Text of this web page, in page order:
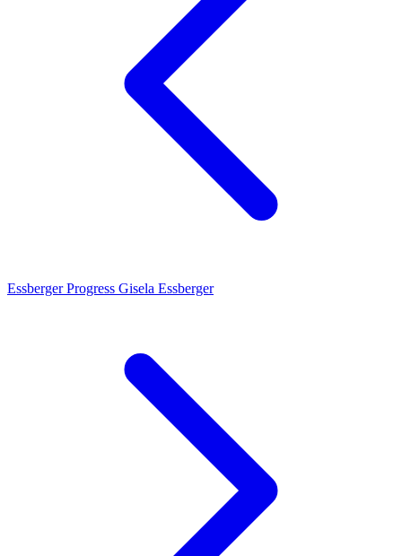
Essberger Progress Gisela Essberger